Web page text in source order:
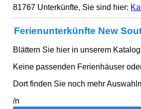
81767 Unterkünfte, Sie sind hier:
Ferienunterkünfte New
Blättern Sie hier in unserem
Keine passenden Ferienhäuser
Dort finden Sie noch mehr
/n